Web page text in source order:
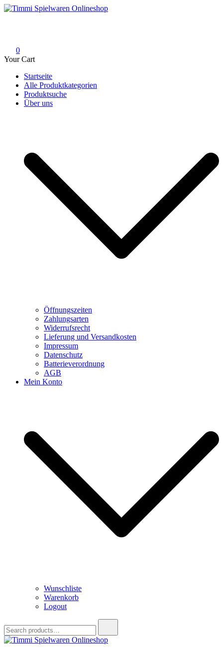
Skip
0
Your Cart
Startseite
Alle Produktkategorien
Produktsuche
Über uns
Öffnungszeiten
Zahlungsarten
Widerrufsrecht
Lieferung und Versandkosten
Impressum
Datenschutz
Batterieverordnung
AGB
Mein Konto
Wunschliste
Warenkorb
Logout
for: